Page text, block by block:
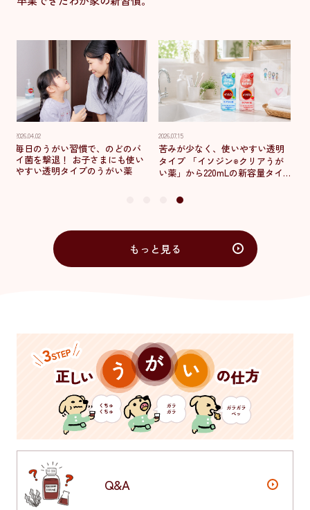
2026.04.02
毎日のうがい習慣で、のどのバ
イ菌を撃退！ お子さまにも使い
やすい透明タイプのうがい薬
2026.07.15
苦みが少なく、使いやすい透明
タイプ 「イソジン® クリアうが
い薬」から220mLの新容量タイ
で、毎日のうがい習慣をサポー
ト～ 7月26日開催の「マザーズ
ザーズ協会）にて先行公開
もっと見る
Q&A